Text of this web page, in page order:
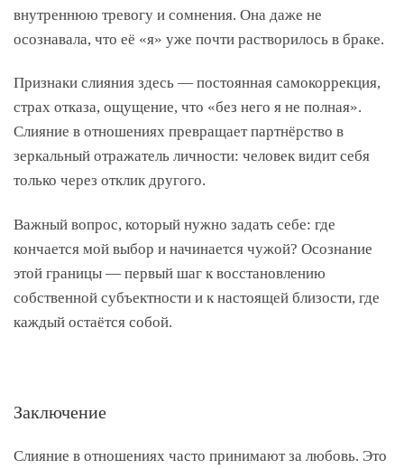
внутреннюю тревогу и сомнения. Она даже не
осознавала, что её «я» уже почти растворилось в браке.
Признаки слияния здесь — постоянная самокоррекция,
страх отказа, ощущение, что «без него я не полная».
Слияние в отношениях превращает партнёрство в
зеркальный отражатель личности: человек видит себя
только через отклик другого.
Важный вопрос, который нужно задать себе: где
кончается мой выбор и начинается чужой? Осознание
этой границы — первый шаг к восстановлению
собственной субъектности и к настоящей близости, где
каждый остаётся собой.
Заключение
Слияние в отношениях часто принимают за любовь. Это